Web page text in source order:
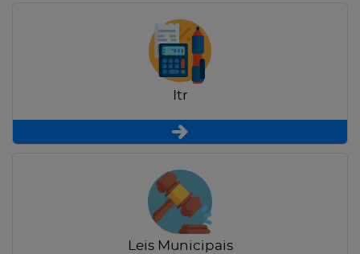
Itr
Leis Municipais